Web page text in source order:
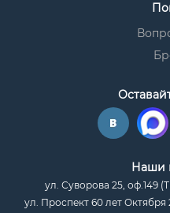
Наши
ул. Суворова 25, оф.149
ул. Проспект 60 лет